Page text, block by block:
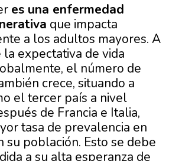
es una enfermedad
que impacta
a los adultos mayores. A
la expectativa de vida
el número de
crece, situando a
el tercer país a nivel
de Francia e Italia,
tasa de prevalencia en
su población. Esto se debe
a su alta esperanza de